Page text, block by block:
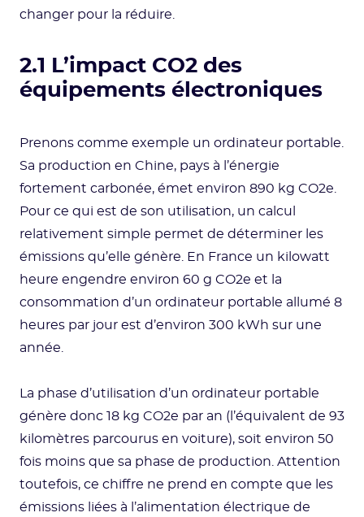
changer pour la réduire.
2.1 L’impact CO2 des
équipements électroniques
Prenons comme exemple un ordinateur portable.
Sa production en Chine, pays à l’énergie
fortement carbonée, émet environ 890 kg CO2e.
Pour ce qui est de son utilisation, un calcul
relativement simple permet de déterminer les
émissions qu’elle génère. En France un kilowatt
heure engendre environ 60 g CO2e et la
consommation d’un ordinateur portable allumé 8
heures par jour est d’environ 300 kWh sur une
année.
La phase d’utilisation d’un ordinateur portable
génère donc 18 kg CO2e par an (l’équivalent de 93
kilomètres parcourus en voiture), soit environ 50
fois moins que sa phase de production. Attention
toutefois, ce chiffre ne prend en compte que les
émissions liées à l’alimentation électrique de